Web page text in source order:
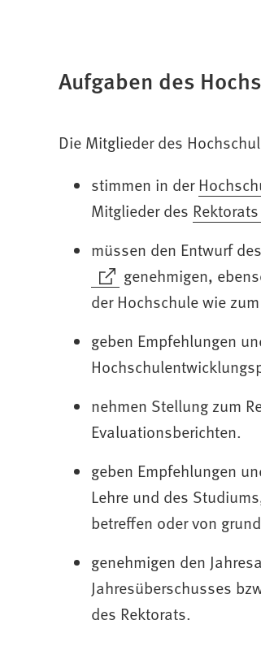
Aufgaben des
Die Mitglieder des
stimmen in der
(Öffnet
neuen
Mitglieder des Rektorats
(Öffnet
einem
neuen
müssen den Entwurf
(Öffnet
neuen
genehmigen,
der Hochschule wie
geben Empfehlungen
nehmen Stellung zum
Evaluationsberichten.
geben Empfehlungen
Lehre und des
betreffen oder von
genehmigen den
Jahresüberschusses
des Rektorats.